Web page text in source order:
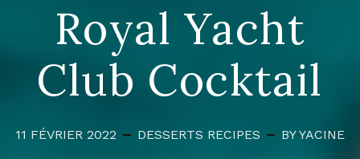
Royal Yacht
Club Cocktail
11 FÉVRIER 2022 DESSERTS RECIPES BY YACINE